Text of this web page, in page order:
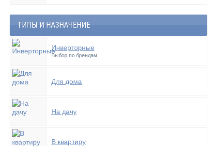
ТИПЫ И НАЗНАЧЕНИЕ
Инверторные
Выбор по брендам
Для дома
На дачу
В квартиру